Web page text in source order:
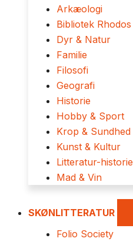
Arkæologi
Bibliotek Rhodos
Dyr & Natur
Familie
Filosofi
Geografi
Historie
Hobby & Sport
Krop & Sundhed
Kunst & Kultur
Litteratur-historie
Mad & Vin
SKØNLITTERATUR
Folio Society